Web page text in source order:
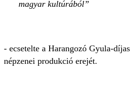
magyar kultúrából
- ecsetelte a Harangozó Gyula-
népzenei produkció erejét.